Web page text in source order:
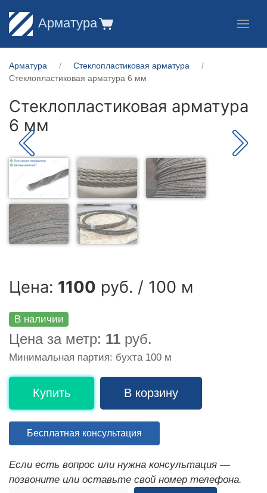
Арматура
Арматура
Стеклопластиковая арматура
Стеклопластиковая арматура 6 мм
Стеклопластиковая арматура
6 мм
Цена: 1100 руб. / 100 м
В наличии
Цена за метр: 11 руб.
Минимальная партия: бухта 100 м
Купить В корзину
Бесплатная консультация
Если есть вопрос или нужна консультация —
позвоните или оставьте свой номер телефона.